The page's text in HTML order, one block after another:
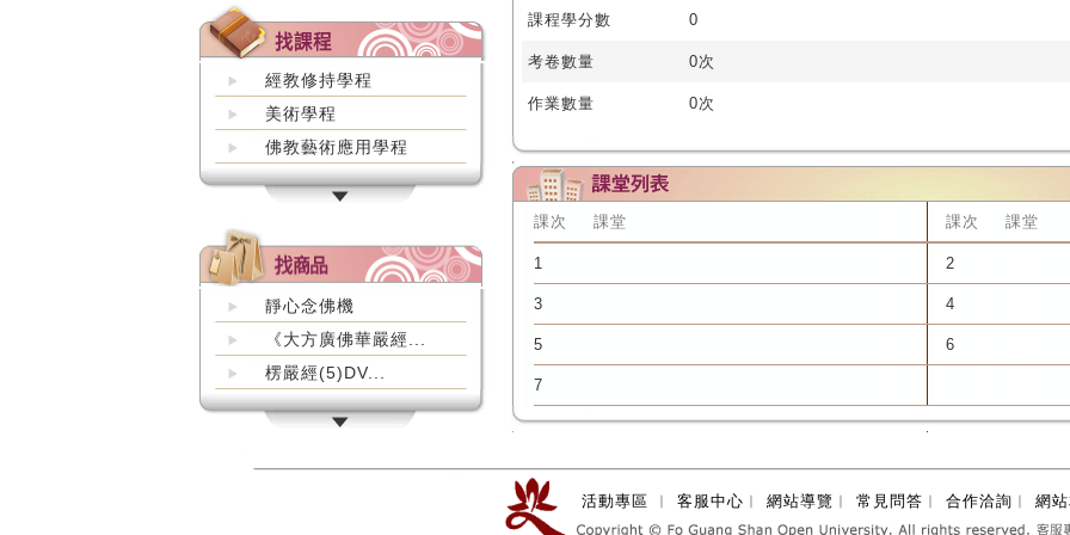
經教修持學程
美術學程
佛教藝術應用學程
靜心念佛機
《大方廣佛華嚴經...
楞嚴經(5)DV...
課程學分數 0
考卷數量 0次
作業數量 0次
課次 課堂 課次 課堂
1 2
3 4
5 6
7
活動專區 ︱ 客服中心 ︱ 網站導覽 ︱ 常見問答 ︱ 合作洽詢 ︱ 網